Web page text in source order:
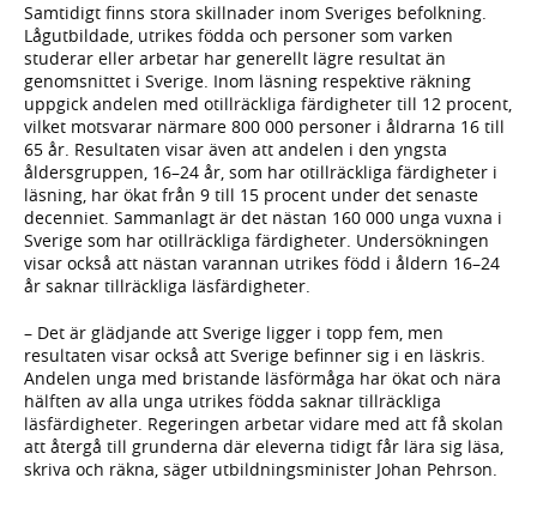
Samtidigt finns stora skillnader inom Sveriges befolkning.
Lågutbildade, utrikes födda och personer som varken
studerar eller arbetar har generellt lägre resultat än
genomsnittet i Sverige. Inom läsning respektive räkning
uppgick andelen med otillräckliga färdigheter till 12 procent,
vilket motsvarar närmare 800 000 personer i åldrarna 16 till
65 år. Resultaten visar även att andelen i den yngsta
åldersgruppen, 16–24 år, som har otillräckliga färdigheter i
läsning, har ökat från 9 till 15 procent under det senaste
decenniet. Sammanlagt är det nästan 160 000 unga vuxna i
Sverige som har otillräckliga färdigheter. Undersökningen
visar också att nästan varannan utrikes född i åldern 16–24
år saknar tillräckliga läsfärdigheter.
– Det är glädjande att Sverige ligger i topp fem, men
resultaten visar också att Sverige befinner sig i en läskris.
Andelen unga med bristande läsförmåga har ökat och nära
hälften av alla unga utrikes födda saknar tillräckliga
läsfärdigheter. Regeringen arbetar vidare med att få skolan
att återgå till grunderna där eleverna tidigt får lära sig läsa,
skriva och räkna, säger utbildningsminister Johan Pehrson.